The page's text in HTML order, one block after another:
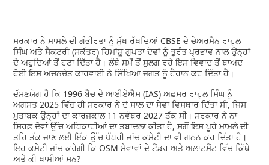
ਸਰਕਾਰ ਨੇ ਮਾਮਲੇ ਦੀ ਗੰਭੀਰਤਾ ਨੂੰ ਮੁੱਖ ਰੱਖਦਿਆਂ CBSE ਦੇ ਚੇਅਰਮੈਨ ਰਾਹੁਲ
ਸਿੰਘ ਅਤੇ ਸੈਕਟਰੀ (ਸਕੱਤਰ) ਹਿਮਾਂਸ਼ੂ ਗੁਪਤਾ ਦੋਵਾਂ ਨੂੰ ਤੁਰੰਤ ਪ੍ਰਭਾਵ ਨਾਲ ਉਨ੍ਹਾਂ
ਦੇ ਅਹੁਦਿਆਂ ਤੋਂ ਹਟਾ ਦਿੱਤਾ ਹੈ। ਲੰਬੇ ਸਮੇਂ ਤੋਂ ਸੁਲਗ ਰਹੇ ਇਸ ਵਿਵਾਦ ਤੋਂ ਬਾਅਦ
ਹੋਈ ਇਸ ਅਚਨਚੇਤ ਕਾਰਵਾਈ ਨੇ ਸਿੱਖਿਆ ਜਗਤ ਨੂੰ ਹੈਰਾਨ ਕਰ ਦਿੱਤਾ ਹੈ।
ਦੱਸਣਯੋਗ ਹੈ ਕਿ 1996 ਬੈਚ ਦੇ ਆਈਏਐਸ (IAS) ਅਫ਼ਸਰ ਰਾਹੁਲ ਸਿੰਘ ਨੂੰ
ਅਗਸਤ 2025 ਵਿੱਚ ਹੀ ਸਰਕਾਰ ਨੇ ਦੋ ਸਾਲ ਦਾ ਸੇਵਾ ਵਿਸਥਾਰ ਦਿੱਤਾ ਸੀ, ਜਿਸ
ਮੁਤਾਬਕ ਉਨ੍ਹਾਂ ਦਾ ਕਾਰਜਕਾਲ 11 ਨਵੰਬਰ 2027 ਤੱਕ ਸੀ। ਸਰਕਾਰ ਨੇ ਨਾ
ਸਿਰਫ਼ ਦੋਵਾਂ ਉੱਚ ਅਧਿਕਾਰੀਆਂ ਦਾ ਤਬਾਦਲਾ ਕੀਤਾ ਹੈ, ਸਗੋਂ ਇਸ ਪੂਰੇ ਮਾਮਲੇ ਦੀ
ਤਹਿ ਤੱਕ ਜਾਣ ਲਈ ਇੱਕ ਉੱਚ ਪੱਧਰੀ ਜਾਂਚ ਕਮੇਟੀ ਦਾ ਵੀ ਗਠਨ ਕਰ ਦਿੱਤਾ ਹੈ।
ਇਹ ਕਮੇਟੀ ਜਾਂਚ ਕਰੇਗੀ ਕਿ OSM ਸੇਵਾਵਾਂ ਦੇ ਟੈਂਡਰ ਅਤੇ ਅਲਾਟਮੈਂਟ ਵਿੱਚ ਕਿੱਥੇ
ਅਤੇ ਕੀ ਖਾਮੀਆਂ ਸਨ?